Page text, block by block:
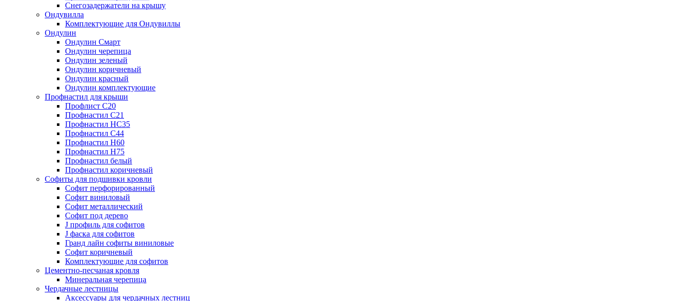
Снегозадержатели на крышу
Ондувилла
Комплектующие для Ондувиллы
Ондулин
Ондулин Смарт
Ондулин черепица
Ондулин зеленый
Ондулин коричневый
Ондулин красный
Ондулин комплектующие
Профнастил для крыши
Профлист С20
Профнастил С21
Профнастил НС35
Профнастил С44
Профнастил Н60
Профнастил Н75
Профнастил белый
Профнастил коричневый
Софиты для подшивки кровли
Cофит перфорированный
Софит виниловый
Софит металлический
Софит под дерево
J профиль для софитов
J фаска для софитов
Гранд лайн софиты виниловые
Софит коричневый
Комплектующие для софитов
Цементно-песчаная кровля
Минеральная черепица
Чердачные лестницы
Аксессуары для чердачных лестниц